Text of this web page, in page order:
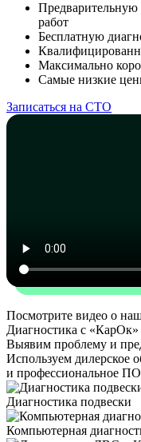
работ
Бесплатную
Максимально
Самые низкие
Записаться на СТО
Посмотрите видео о
Диагностика с
Выявим проблему и
Используем дилерское
и профессиональное ПО
Диагностика подвески
Компьютерная